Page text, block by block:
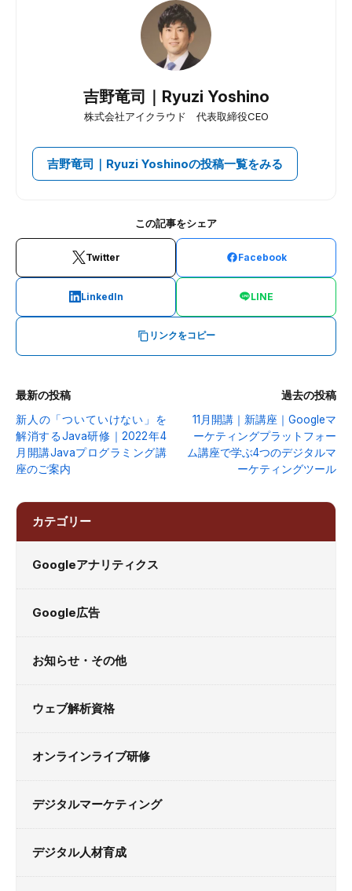
吉野竜司｜Ryuzi Yoshino
株式会社アイクラウド 代表取締役CEO
吉野竜司｜Ryuzi Yoshinoの投稿一覧をみる
この記事をシェア
Twitter Facebook
LinkedIn LINE
リンクをコピー
最新の投稿
新人の「ついていけない」を
解消するJava研修｜2022年4
月開講Javaプログラミング講
座のご案内
過去の投稿
11月開講｜新講座｜Googleマ
ーケティングプラットフォー
ム講座で学ぶ4つのデジタルマ
ーケティングツール
カテゴリー
Googleアナリティクス
Google広告
お知らせ・その他
ウェブ解析資格
オンラインライブ研修
デジタルマーケティング
デジタル人材育成